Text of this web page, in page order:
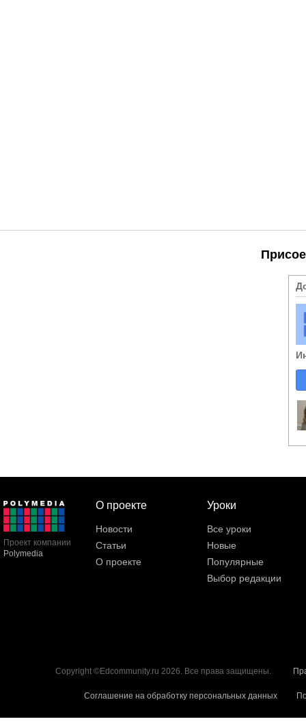
Проект компании
Polymedia
О проекте
Новости
Статьи
О проекте
Уроки
Все уроки
Новые
Популярные
Выбор редакции
Copyright ©Edcommunity.ru 2026. Все права защищены.
Соглашение на обработку персональных данных